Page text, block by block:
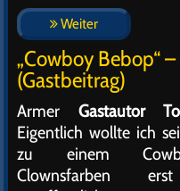
Weiter
„Cowboy Bebop“
(Gastbeitrag)
Armer Gastautor
Eigentlich wollte ich
zu einem
Clownsfarben